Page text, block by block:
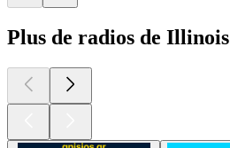
Plus de radios de Illinois